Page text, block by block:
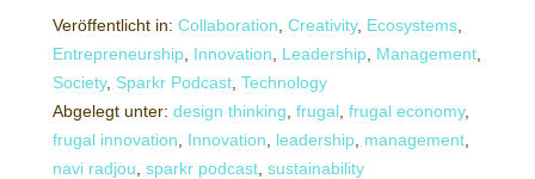
Veröffentlicht in: Collaboration Creativity, Ecosystems
Entrepreneurship Innovation Leadership Management
Society, Sparkr Podcast Technology
Abgelegt unter: design thinking frugal frugal economy,
frugal innovation
Innovation leadership management
navi radjou sparkr podcast sustainability